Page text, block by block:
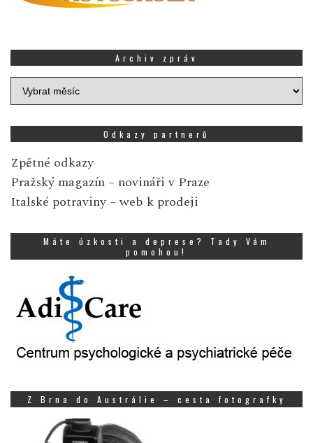
Archiv zpráv
Archiv
zpráv
Odkazy partnerů
Zpětné odkazy
Pražský magazín – novináři v Praze
Italské potraviny – web k prodeji
Máte úzkosti a deprese? Tady Vám
pomohou!
Z Brna do Austrálie – cesta fotografky